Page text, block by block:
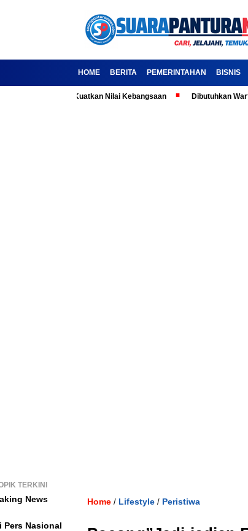
HOME BERITA PEMERINTAHAN BISNIS
Ajak Media Kuatkan Nilai Kebangsaan Dibutuhkan
TERKINI
News
Pers Nasional
Home / Lifestyle / Peristiwa